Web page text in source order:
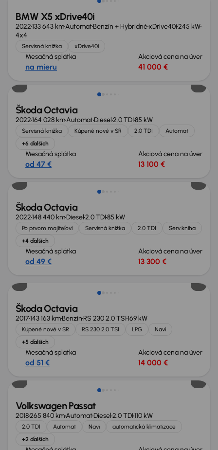
BMW X5 xDrive40i
2022133 643 kmAutomatBenzín + HybridnéxDrive40i245 kW
4x4
Servisná knižka xDrive40i
Mesačná splátka
na mieru
Akciová cena na úver
41 000 €
Nové v ponuke
Škoda Octavia
2022164 028 kmAutomatDiesel2.0 TDI85 kW
Servisná knižka Kúpené nové v SR 2.0 TDI
Automat
+6 ďalších
Mesačná splátka
od 47 €
Akciová cena na úver
13 100 €
Možnosť odpočtu DPH
Škoda Octavia
2022148 440 kmDiesel2.0 TDI85 kW
Po prvom majiteľovi Servisná knižka 2.0 TDI
Serv.kniha
+4 ďalších
Mesačná splátka
od 49 €
Akciová cena na úver
13 300 €
Škoda Octavia
2017143 163 kmBenzín RS 230 2.0 TSI169 kW
Kúpené nové v SR RS 230 2.0 TSI LPG
Navi
+5 ďalších
Mesačná splátka
od 51 €
Akciová cena na úver
14 000 €
Zlacnené o 1 700 €
Volkswagen Passat
2018265 840 kmAutomatDiesel2.0 TDI110 kW
2.0 TDI Automat Navi
automatická klimatizace
+2 ďalších